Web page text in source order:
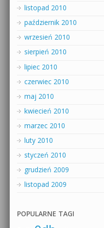
listopad 2010
październik 2010
wrzesień 2010
sierpień 2010
lipiec 2010
czerwiec 2010
maj 2010
kwiecień 2010
marzec 2010
luty 2010
styczeń 2010
grudzień 2009
listopad 2009
POPULARNE TAGI